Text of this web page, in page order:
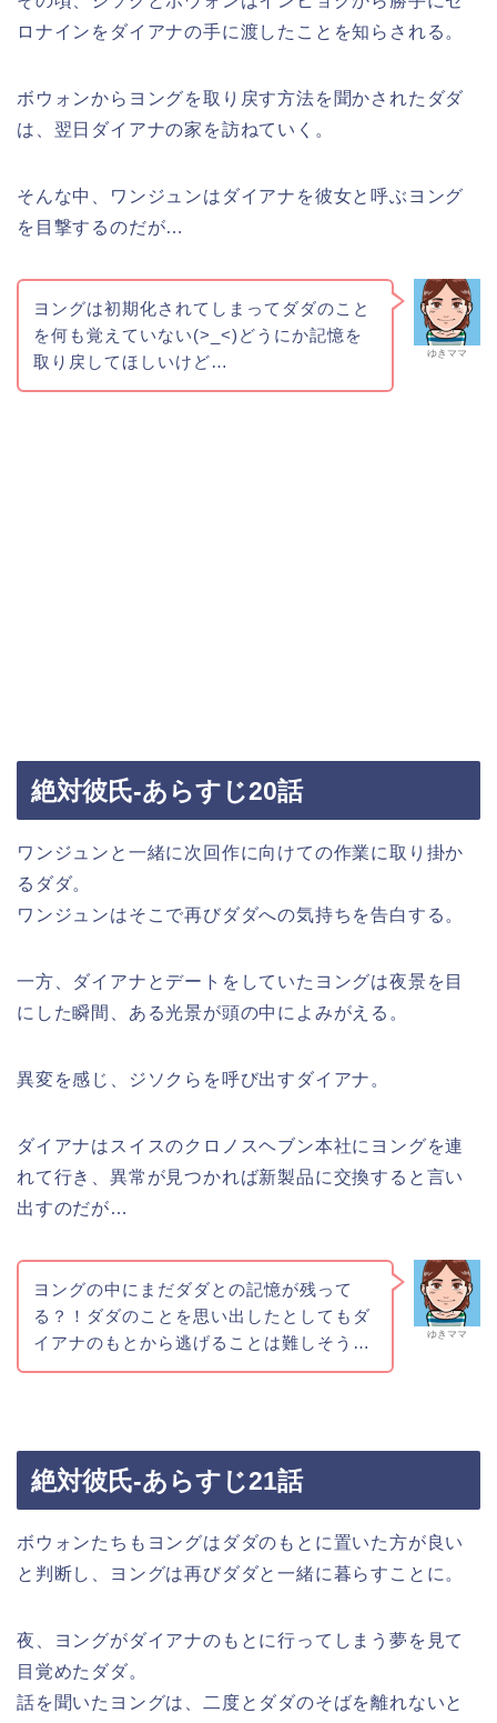
ロナインをダイアナの手に渡したことを知らされる。
ボウォンからヨングを取り戻す方法を聞かされたダダ
は、翌日ダイアナの家を訪ねていく。
そんな中、ワンジュンはダイアナを彼女と呼ぶヨング
を目撃するのだが…
ゆきママ
ヨングは初期化されてしまってダダのこと
を何も覚えていない(>_<)どうにか記憶を
取り戻してほしいけど…
絶対彼氏‐あらすじ20話
ワンジュンと一緒に次回作に向けての作業に取り掛か
るダダ。
ワンジュンはそこで再びダダへの気持ちを告白する。
一方、ダイアナとデートをしていたヨングは夜景を目
にした瞬間、ある光景が頭の中によみがえる。
異変を感じ、ジソクらを呼び出すダイアナ。
ダイアナはスイスのクロノスヘブン本社にヨングを連
れて行き、異常が見つかれば新製品に交換すると言い
出すのだが…
ゆきママ
ヨングの中にまだダダとの記憶が残って
る？！ダダのことを思い出したとしてもダ
イアナのもとから逃げることは難しそう…
絶対彼氏-あらすじ21話
ボウォンたちもヨングはダダのもとに置いた方が良い
と判断し、ヨングは再びダダと一緒に暮らすことに。
夜、ヨングがダイアナのもとに行ってしまう夢を見て
目覚めたダダ。
話を聞いたヨングは、二度とダダのそばを離れないと